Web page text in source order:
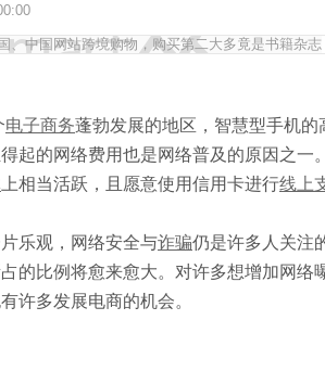
电子商务蓬勃发展的地区，智慧型手机
起的网络费用也是网络普及的原因之一
上相当活跃，且愿意使用信用卡进行线上
乐观，网络安全与诈骗仍是许多人关注
的比例将愈来愈大。对许多想增加网络
许多发展电商的机会。